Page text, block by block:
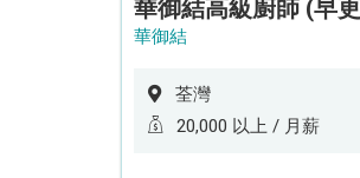
華御結
荃灣
20,000 以上 / 月薪